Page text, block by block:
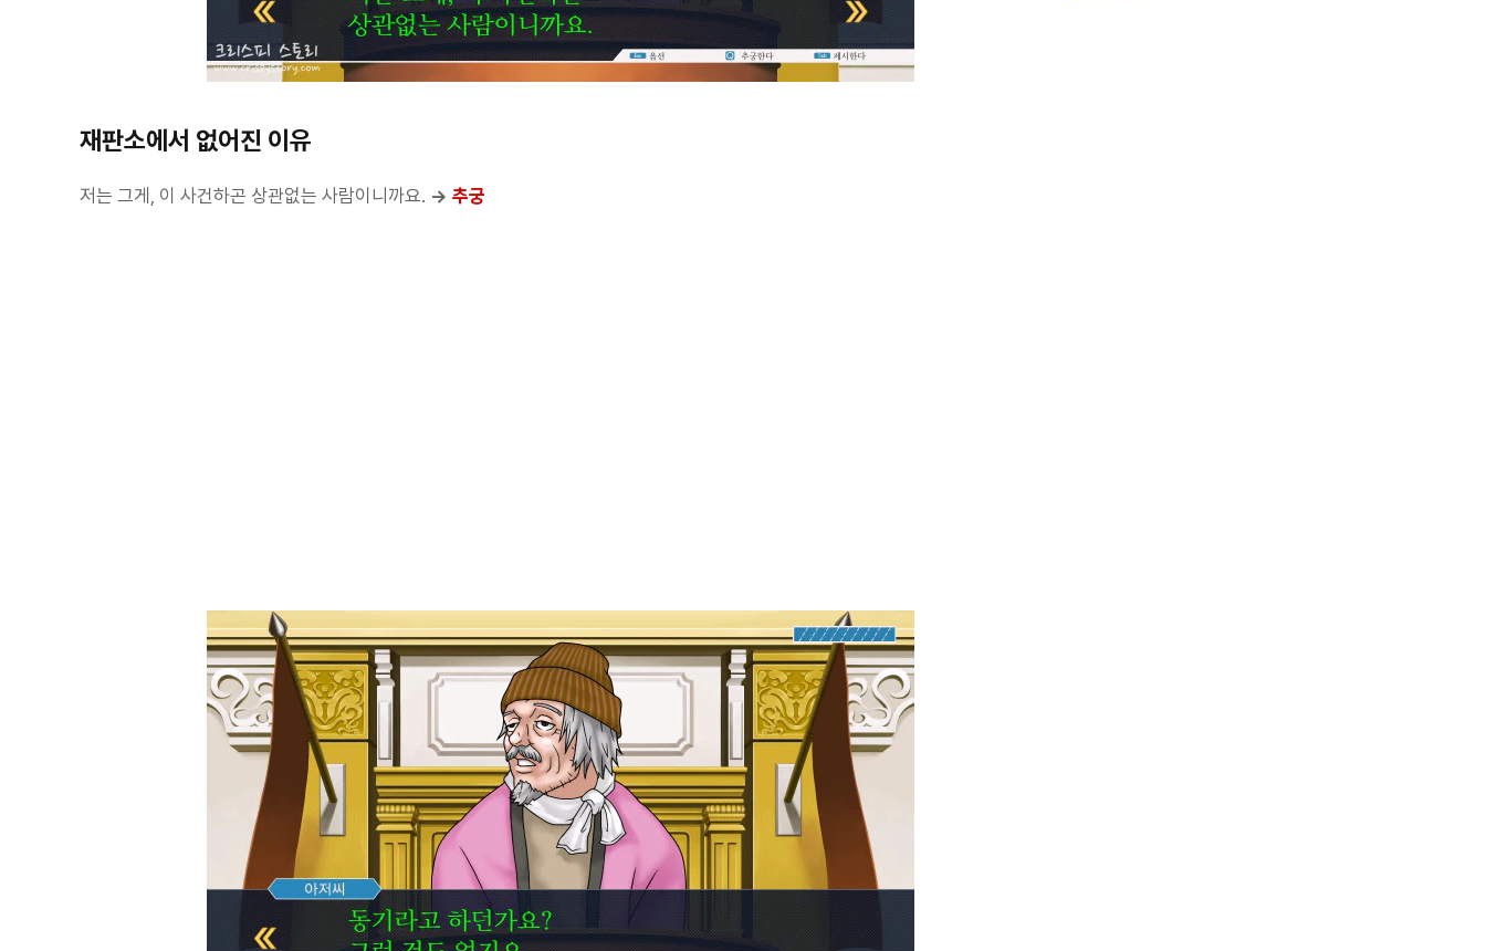
재판소에서 없어진 이유
저는 그게, 이 사건하곤 상관없는 사람이니까요. → 추궁